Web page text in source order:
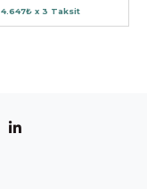
4.647₺ x 3 Taksit